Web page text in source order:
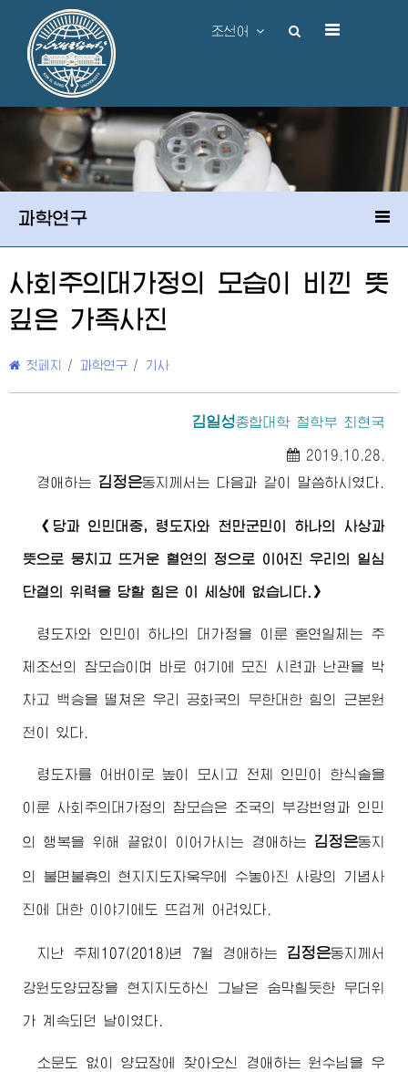
조선어
과학연구
사회주의대가정의 모습이 비낀 뜻
깊은 가족사진
첫페지 / 과학연구 / 기사
김일성종합대학 철학부 최현국
2019.10.28.
경애하는 김정은동지 께서는 다음과 같이 말씀하시였다.
《당과 인민대중, 령도자와 천만군민이 하나의 사상과
뜻으로 뭉치고 뜨거운 혈연의 정으로 이어진 우리의 일심
단결의 위력을 당할 힘은 이 세상에 없습니다.》
령도자와 인민이 하나의 대가정을 이룬 혼연일체는 주
체조선의 참모습이며 바로 여기에 모진 시련과 난관을 박
차고 백승을 떨쳐온 우리 공화국의 무한대한 힘의 근본원
천이 있다.
령도자를 어버이로 높이 모시고 전체 인민이 한식솔을
이룬 사회주의대가정의 참모습은 조국의 부강번영과 인민
의 행복을 위해 끝없이 이어가시는 경애하는 김정은동지
의 불면불휴의 현지지도자욱우에 수놓아진 사랑의 기념사
진에 대한 이야기에도 뜨겁게 어려있다.
지난 주체107(2018)년 7월 경애하는 김정은동지 께서
강원도양묘장을 현지지도하신 그날은 숨막힐듯한 무더위
가 계속되던 날이였다.
소문도 없이 양묘장에 찾아오신 경애하는 원수님을 우